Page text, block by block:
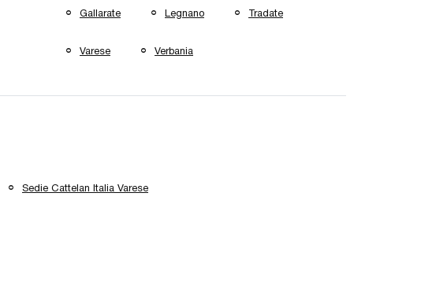
Gallarate Legnano Tradate
Varese Verbania
Sedie Cattelan Italia Varese